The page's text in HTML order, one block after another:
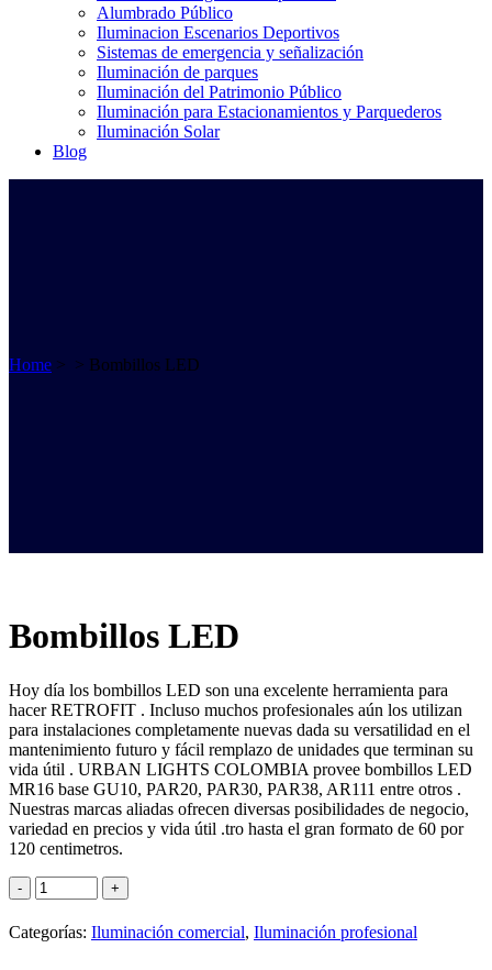
Alumbrado Público
Iluminacion Escenarios Deportivos
Sistemas de emergencia y señalización
Iluminación de parques
Iluminación del Patrimonio Público
Iluminación para Estacionamientos y Parquederos
Iluminación Solar
Blog
Home > > Bombillos LED
Bombillos LED
Hoy día los bombillos LED son una excelente herramienta para
hacer RETROFIT . Incluso muchos profesionales aún los utilizan
para instalaciones completamente nuevas dada su versatilidad en el
mantenimiento futuro y fácil remplazo de unidades que terminan su
vida útil . URBAN LIGHTS COLOMBIA provee bombillos LED
MR16 base GU10, PAR20, PAR30, PAR38, AR111 entre otros .
Nuestras marcas aliadas ofrecen diversas posibilidades de negocio,
variedad en precios y vida útil .tro hasta el gran formato de 60 por
120 centimetros.
Categorías: Iluminación comercial, Iluminación profesional